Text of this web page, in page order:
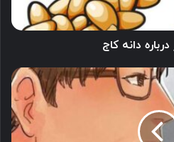
دانه کاج